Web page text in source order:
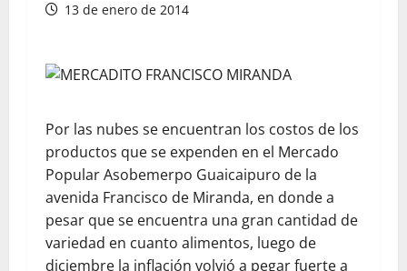
13 de enero de 2014
Por las nubes se encuentran los costos de los
productos que se expenden en el Mercado
Popular Asobemerpo Guaicaipuro de la
avenida Francisco de Miranda, en donde a
pesar que se encuentra una gran cantidad de
variedad en cuanto alimentos, luego de
diciembre la inflación volvió a pegar fuerte a